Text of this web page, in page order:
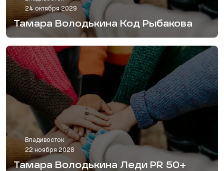
24 октября 2029
Тамара Володькина Код Рыбакова
Владивосток
22 ноября 2028
Тамара Володькина Леди PR 50+